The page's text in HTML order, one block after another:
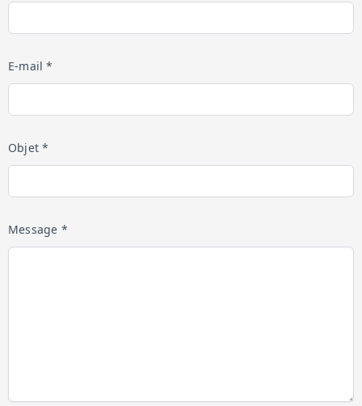
E-mail *
Objet *
Message *